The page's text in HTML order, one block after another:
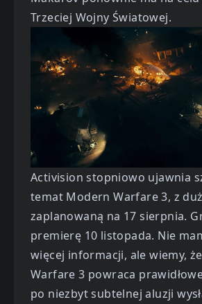
Trzeciej Wojny Światowej.
Activision stopniowo ujawnia
temat Modern Warfare 3, z
zaplanowaną na 17 sierpnia.
premierę 10 listopada. Nie
więcej informacji, ale wiemy,
Warfare 3 powraca
po niezbyt subtelnej aluzji